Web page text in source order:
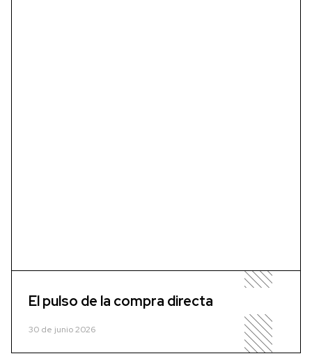
El pulso de la compra directa
30 de junio 2026